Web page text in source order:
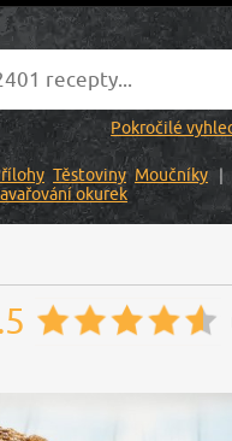
Pokročilé
Těstoviny Moučníky
okurek